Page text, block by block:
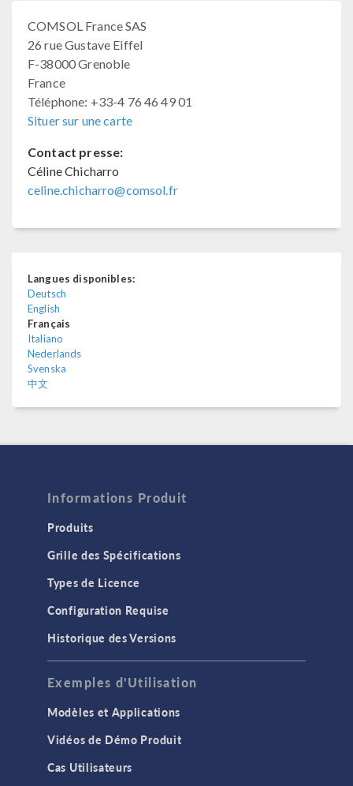
COMSOL France SAS
26 rue Gustave Eiffel
F-38000 Grenoble
France
Téléphone: +33-4 76 46 49 01
Situer sur une carte
Contact presse:
Céline Chicharro
celine.chicharro@comsol.fr
Langues disponibles:
Deutsch
English
Français
Italiano
Nederlands
Svenska
中文
Informations Produit
Produits
Grille des Spécifications
Types de Licence
Configuration Requise
Historique des Versions
Exemples d'Utilisation
Modèles et Applications
Vidéos de Démo Produit
Cas Utilisateurs